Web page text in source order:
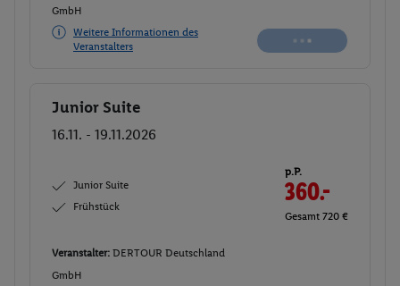
GmbH
Weitere Informationen des
Veranstalters
Buchen
Buchen
Junior Suite
16.11. - 19.11.2026
Junior Suite
Frühstück
p.P.
360.-
Gesamt 720 €
Veranstalter: DERTOUR Deutschland
GmbH